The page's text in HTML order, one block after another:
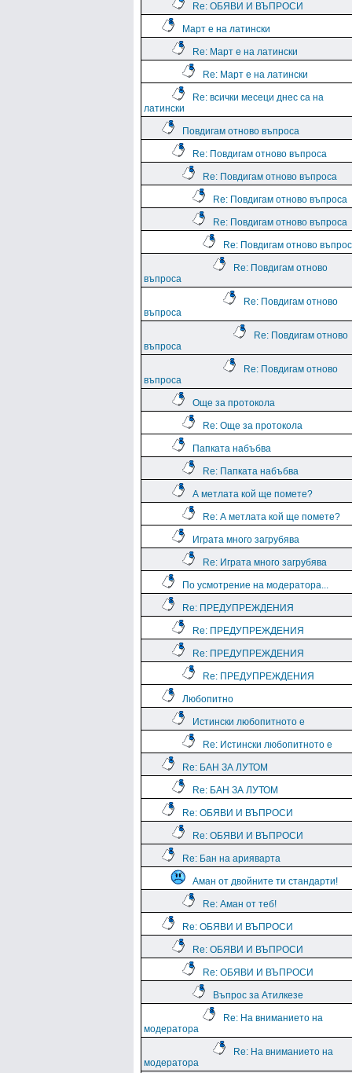
Re: ОБЯВИ И ВЪПРОСИ
Март е на латински
Re: Март е на латински
Re: Март е на латински
Re: всички месеци днес са на
латински
Повдигам отново въпроса
Re: Повдигам отново въпроса
Re: Повдигам отново въпроса
Re: Повдигам отново въпроса
Re: Повдигам отново въпроса
Re: Повдигам отново
Re: Повдигам отново
въпроса
Re: Повдигам отново
въпроса
Re: Повдигам отново
въпроса
Re: Повдигам отново
въпроса
Още за протокола
Re: Още за протокола
Папката набъбва
Re: Папката набъбва
А метлата кой ще помете?
Re: А метлата кой ще помете?
Играта много загрубява
Re: Играта много загрубява
По усмотрение на модератора...
Re: ПРЕДУПРЕЖДЕНИЯ
Re: ПРЕДУПРЕЖДЕНИЯ
Re: ПРЕДУПРЕЖДЕНИЯ
Re: ПРЕДУПРЕЖДЕНИЯ
Любопитно
Истински любопитното е
Re: Истински любопитното е
Re: БАН ЗА ЛУТОМ
Re: БАН ЗА ЛУТОМ
Re: ОБЯВИ И ВЪПРОСИ
Re: ОБЯВИ И ВЪПРОСИ
Re: Бан на арияварта
Аман от двойните ти стандарти!
Re: Аман от теб!
Re: ОБЯВИ И ВЪПРОСИ
Re: ОБЯВИ И ВЪПРОСИ
Re: ОБЯВИ И ВЪПРОСИ
Въпрос за Атилкезе
Re: На вниманието на
модератора
Re: На вниманието на
модератора